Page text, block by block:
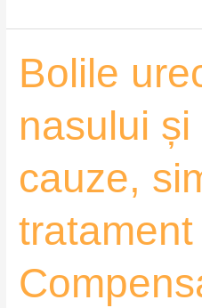
Bolile
nasului
cauze,
Bolile
urechii,
și
cauze,
simptome,
Compensată